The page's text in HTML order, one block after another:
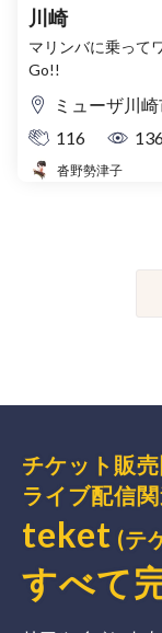
川崎
マリンバに乗って
Go!!
ミューザ川
116
沓野勢津子
チケット販売
ライブ配信関
teket (テ
すべて